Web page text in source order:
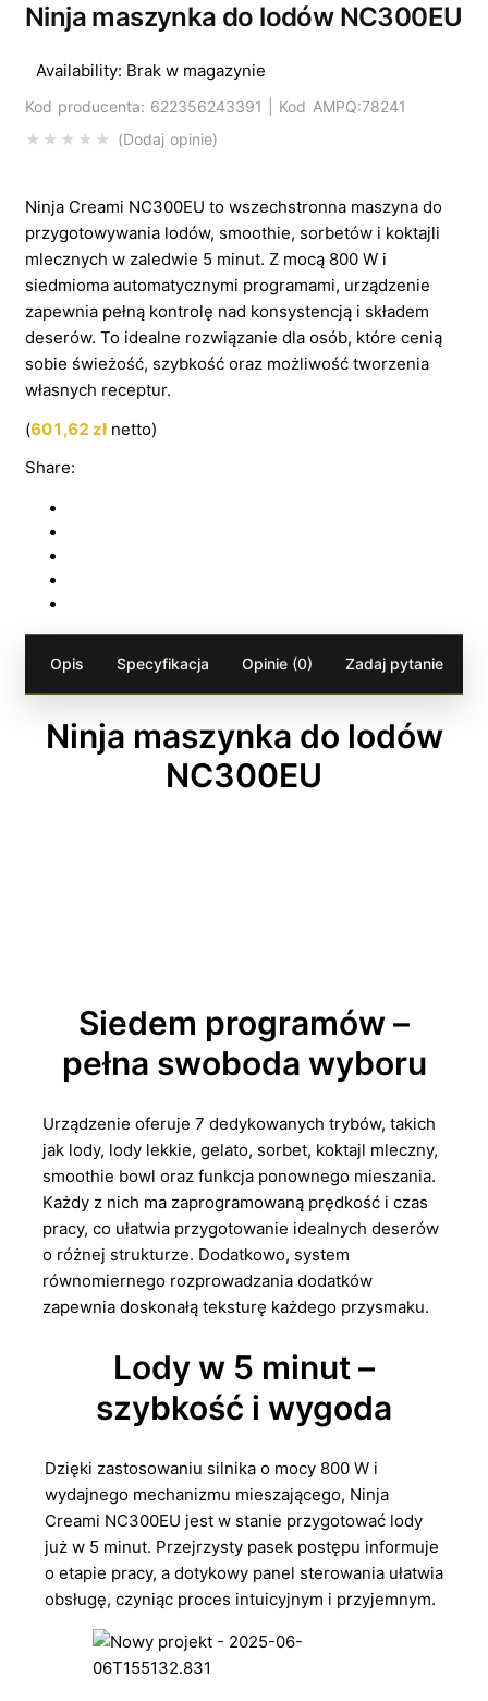
Ninja maszynka do lodów NC300EU
Dodaj opinie
Availability: Brak w magazynie
Kod producenta: 622356243391 | Kod AMPQ:78241
Ninja Creami NC300EU to wszechstronna maszyna do
przygotowywania lodów, smoothie, sorbetów i koktajli
mlecznych w zaledwie 5 minut. Z mocą 800 W i
siedmioma automatycznymi programami, urządzenie
zapewnia pełną kontrolę nad konsystencją i składem
deserów. To idealne rozwiązanie dla osób, które cenią
sobie świeżość, szybkość oraz możliwość tworzenia
własnych receptur.
(601,62 złnetto)
Share:
Opis Specyfikacja Opinie (0) Zadaj pytanie
Ninja maszynka do lodów
NC300EU
Siedem programów –
pełna swoboda wyboru
Urządzenie oferuje 7 dedykowanych trybów, takich
jak lody, lody lekkie, gelato, sorbet, koktajl mleczny,
smoothie bowl oraz funkcja ponownego mieszania.
Każdy z nich ma zaprogramowaną prędkość i czas
pracy, co ułatwia przygotowanie idealnych deserów
o różnej strukturze. Dodatkowo, system
równomiernego rozprowadzania dodatków
zapewnia doskonałą teksturę każdego przysmaku.
Lody w 5 minut –
szybkość i wygoda
Dzięki zastosowaniu silnika o mocy 800 W i
wydajnego mechanizmu mieszającego, Ninja
Creami NC300EU jest w stanie przygotować lody
już w 5 minut. Przejrzysty pasek postępu informuje
o etapie pracy, a dotykowy panel sterowania ułatwia
obsługę, czyniąc proces intuicyjnym i przyjemnym.